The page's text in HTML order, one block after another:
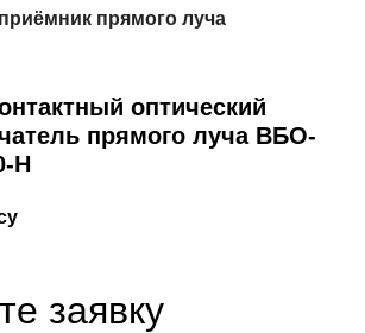
прямого луча
оптический
прямого луча ВБО-
Н
заявку